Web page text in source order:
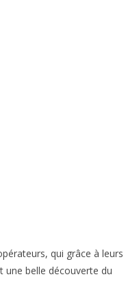
qui grâce à leurs
belle découverte du